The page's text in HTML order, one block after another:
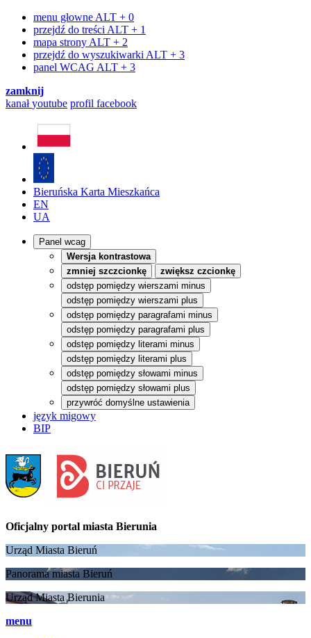
menu głowne ALT + 0
przejdź do treści ALT + 1
mapa strony ALT + 2
przejdź do wyszukiwarki ALT + 3
panel WCAG ALT + 3
zamknij
kanałyoutube profil facebook
Bieruńska Karta Mieszkańca
EN
UA
Panel wcag
Wersja kontrastowa
zmniej szczcionkę
zwiększ czcionkę
odstęp pomiędzy wierszami minus
odstęp pomiędzy wierszami plus
odstęp pomiędzy paragrafami minus
odstęp pomiędzy paragrafami plus
odstęp pomiędzy literami minus
odstęp pomiędzy literami plus
odstęp pomiędzy słowami minus
odstęp pomiędzy słowami plus
przywróć domyślne ustawienia
język migowy
BIP
Oficjalny portal miasta Bierunia
Urząd Miasta Bieruń
Panorama miasta Bieruń
Urząd Miasta Bierunia
menu